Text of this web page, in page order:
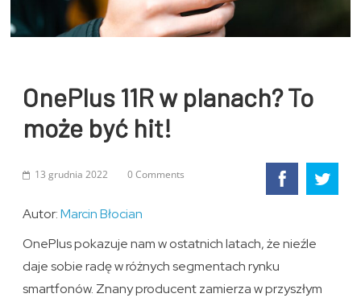
OnePlus 11R w planach? To
może być hit!
13 grudnia 2022 0 Comments
Autor:Marcin Błocian
OnePlus pokazuje nam w ostatnich latach, że nieźle
daje sobie radę w różnych segmentach rynku
smartfonów. Znany producent zamierza w przyszłym